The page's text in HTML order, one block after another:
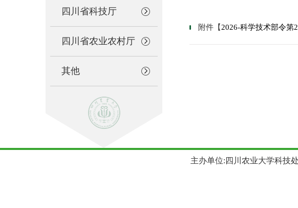
四川省科技厅
四川省农业农村厅
其他
附件【 2026-科学技术部令第
主办单位:四川农业大学科技